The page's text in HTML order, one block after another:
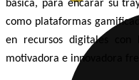
básica, para encarar su
como plataformas
en recursos digitales
motivadora e innovadora